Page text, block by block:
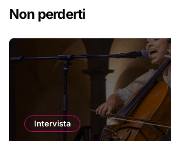
Non perderti
Intervista